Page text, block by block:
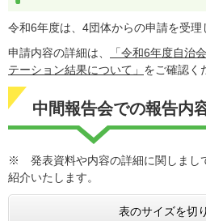
令和6年度は、4団体からの申請を受理
申請内容の詳細は、
「令和6年度自治
テーション結果について​」 をご確認く
中間報告会での報告内
※ 発表資料や内容の詳細に関しまし
紹介いたします。
表のサイズを切